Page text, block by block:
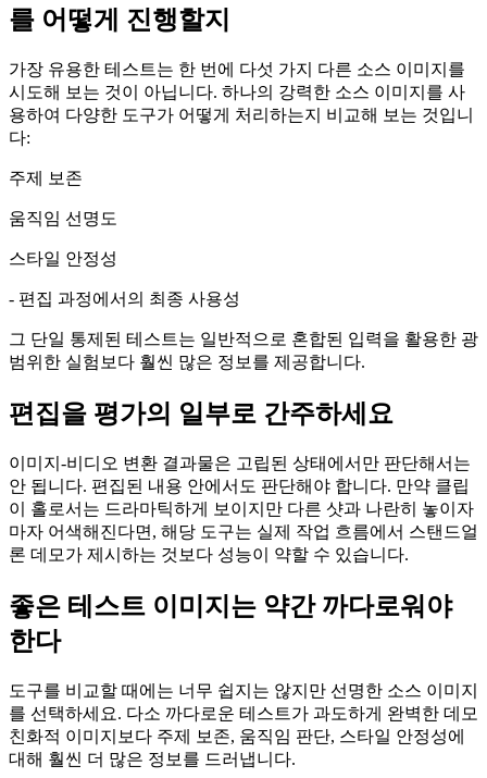
를 어떻게 진행할지
가장 유용한 테스트는 한 번에 다섯 가지 다른 소스 이미지를
시도해 보는 것이 아닙니다. 하나의 강력한 소스 이미지를 사
용하여 다양한 도구가 어떻게 처리하는지 비교해 보는 것입니
다:
주제 보존
움직임 선명도
스타일 안정성
- 편집 과정에서의 최종 사용성
그 단일 통제된 테스트는 일반적으로 혼합된 입력을 활용한 광
범위한 실험보다 훨씬 많은 정보를 제공합니다.
편집을 평가의 일부로 간주하세요
이미지-비디오 변환 결과물은 고립된 상태에서만 판단해서는
안 됩니다. 편집된 내용 안에서도 판단해야 합니다. 만약 클립
이 홀로서는 드라마틱하게 보이지만 다른 샷과 나란히 놓이자
마자 어색해진다면, 해당 도구는 실제 작업 흐름에서 스탠드얼
론 데모가 제시하는 것보다 성능이 약할 수 있습니다.
좋은 테스트 이미지는 약간 까다로워야
한다
도구를 비교할 때에는 너무 쉽지는 않지만 선명한 소스 이미지
를 선택하세요. 다소 까다로운 테스트가 과도하게 완벽한 데모
친화적 이미지보다 주제 보존, 움직임 판단, 스타일 안정성에
대해 훨씬 더 많은 정보를 드러냅니다.